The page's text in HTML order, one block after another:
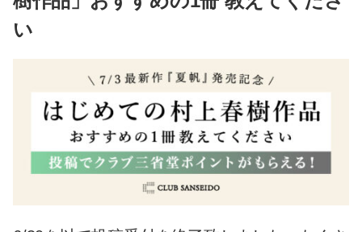
い